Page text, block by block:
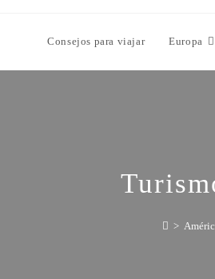
Consejos para viajar Europa
>